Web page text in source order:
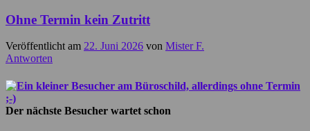
Ohne Termin kein Zutritt
Veröffentlicht am 22. Juni 2026 von Mister F.
Antworten
Der nächste Besucher wartet schon